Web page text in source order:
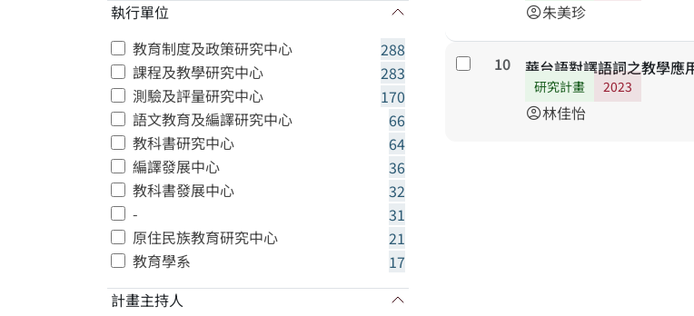
執行單位
教育制度及政策研究中心
288
課程及教學研究中心
283
測驗及評量研究中心
170
語文教育及編譯研究中心
66
教科書研究中心
64
編譯發展中心
36
教科書發展中心
32
-
31
原住民族教育研究中心
21
教育學系
17
計畫主持人
account_circle朱美珍
勾選 10 華台語對譯語詞之教學應
研究計畫 2023
account_circle林佳怡